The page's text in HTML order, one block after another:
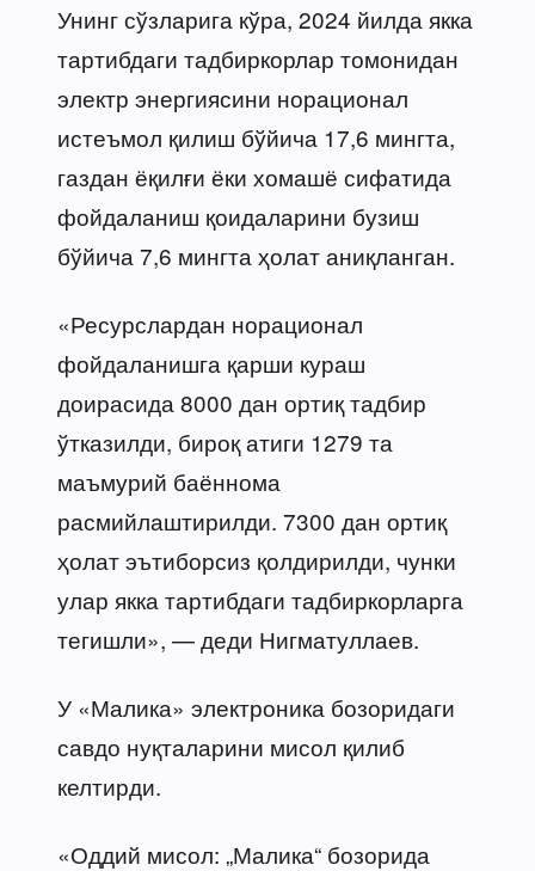
Унинг сўзларига кўра, 2024 йилда якка
тартибдаги тадбиркорлар томонидан
электр энергиясини норационал
истеъмол қилиш бўйича 17,6 мингта,
газдан ёқилғи ёки хомашё сифатида
фойдаланиш қоидаларини бузиш
бўйича 7,6 мингта ҳолат аниқланган.
«Ресурслардан норационал
фойдаланишга қарши кураш
доирасида 8000 дан ортиқ тадбир
ўтказилди, бироқ атиги 1279 та
маъмурий баённома
расмийлаштирилди. 7300 дан ортиқ
ҳолат эътиборсиз қолдирилди, чунки
улар якка тартибдаги тадбиркорларга
тегишли», — деди Нигматуллаев.
У «Малика» электроника бозоридаги
савдо нуқталарини мисол қилиб
келтирди.
«Оддий мисол: „Малика“ бозорида